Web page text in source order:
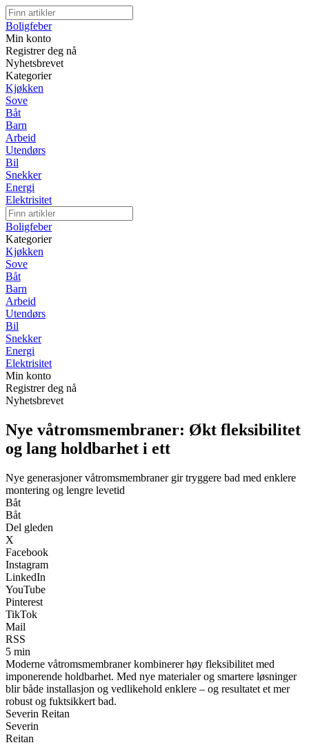
Boligfeber
Min konto
Registrer deg nå
Nyhetsbrevet
Kategorier
Kjøkken
Sove
Båt
Barn
Arbeid
Utendørs
Bil
Snekker
Energi
Elektrisitet
Boligfeber
Kategorier
Kjøkken
Sove
Båt
Barn
Arbeid
Utendørs
Bil
Snekker
Energi
Elektrisitet
Min konto
Registrer deg nå
Nyhetsbrevet
Nye våtromsmembraner: Økt fleksibilitet
og lang holdbarhet i ett
Nye generasjoner våtromsmembraner gir tryggere bad med enklere
montering og lengre levetid
Båt
Båt
Del gleden
X
Facebook
Instagram
LinkedIn
YouTube
Pinterest
TikTok
Mail
RSS
5 min
Moderne våtromsmembraner kombinerer høy fleksibilitet med
imponerende holdbarhet. Med nye materialer og smartere løsninger
blir både installasjon og vedlikehold enklere – og resultatet et mer
robust og fuktsikkert bad.
Severin Reitan
Severin
Reitan